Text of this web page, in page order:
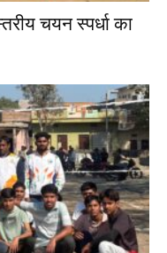
चयन स्पर्धा का